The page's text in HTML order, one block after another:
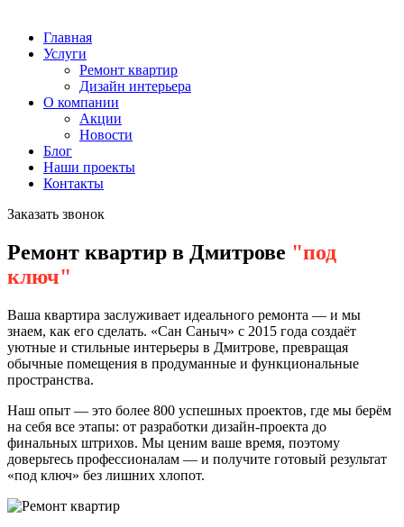
Главная
Услуги
Ремонт квартир
Дизайн интерьера
О компании
Акции
Новости
Блог
Наши проекты
Контакты
Заказать звонок
Ремонт квартир в Дмитрове "под
ключ"
Ваша квартира заслуживает идеального ремонта — и мы
знаем, как его сделать. «Сан Саныч» с 2015 года создаёт
уютные и стильные интерьеры в Дмитрове, превращая
обычные помещения в продуманные и функциональные
пространства.
Наш опыт — это более 800 успешных проектов, где мы берём
на себя все этапы: от разработки дизайн-проекта до
финальных штрихов. Мы ценим ваше время, поэтому
доверьтесь профессионалам — и получите готовый результат
«под ключ» без лишних хлопот.